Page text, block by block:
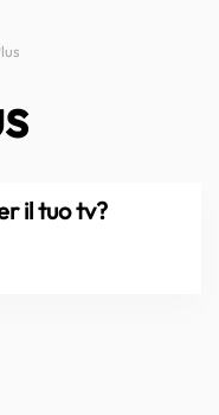
il tuo tv?